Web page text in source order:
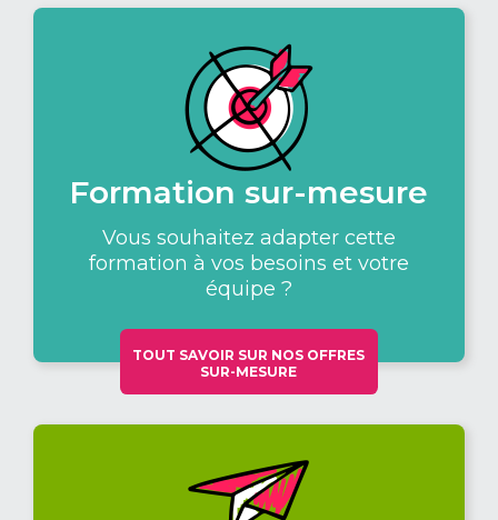
Formation sur-mesure
Vous souhaitez adapter cette
formation à vos besoins et votre
équipe ?
TOUT SAVOIR SUR NOS OFFRES
SUR-MESURE